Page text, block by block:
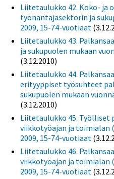
Liitetaulukko 42. Koko- ja
työnantajasektorin ja
2009, 15-74-vuotiaat
Liitetaulukko 43.
ja sukupuolen mukaan
(3.12.2010)
Liitetaulukko 44.
erityyppiset työsuhteet
sukupuolen mukaan
(3.12.2010)
Liitetaulukko 45. Työlliset
viikkotyöajan ja toimialan
2009, 15-74-vuotiaat
Liitetaulukko 46.
viikkotyöajan ja toimialan
2009, 15-74-vuotiaat